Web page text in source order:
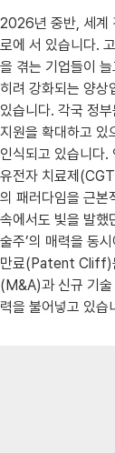
2026년 중반, 세계
로에 서 있습니다.
을 겪는 기업들이
히려 강화되는 양상
있습니다. 각국 정
지원을 확대하고 있
인식되고 있습니다
유전자 치료제
의 패러다임을 근본
속에서도 빛을 발했
술주’의 매력을 동
만료(Patent Cliff)
(M&A)과 신규 기술
력을 불어넣고 있습